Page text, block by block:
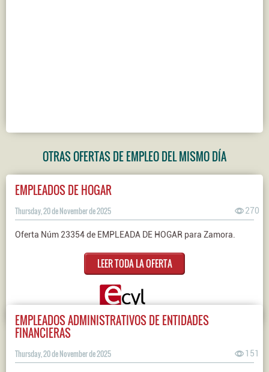
OTRAS OFERTAS DE EMPLEO DEL MISMO DÍA
EMPLEADOS DE HOGAR
Thursday, 20 de November de 2025 270
Oferta Núm 23354 de EMPLEADA DE HOGAR para Zamora.
LEER TODA LA OFERTA
EMPLEADOS ADMINISTRATIVOS DE ENTIDADES
FINANCIERAS
Thursday, 20 de November de 2025 151